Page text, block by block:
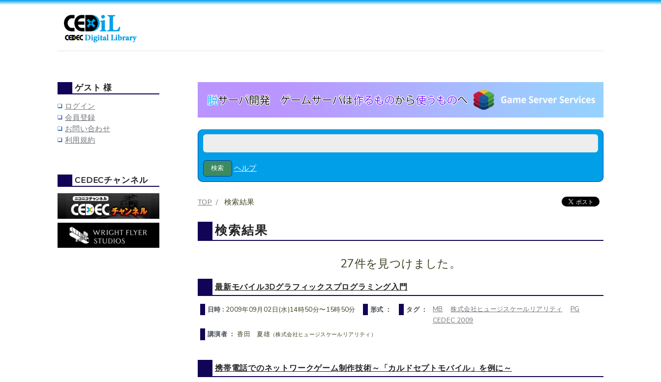
ヘルプ
TOP 検索結果
検索結果
27件を見つけました。
最新モバイル3Dグラフィックスプログラミング入門
日時 : 2009年09月02日(水)14時50分〜15時50分 形式 ： タグ ： MB 株式会社ヒュージスケールリアリティ
PG
CEDEC 2009
講演者 ：香田 夏雄 （株式会社ヒュージスケールリアリティ）
携帯電話でのネットワークゲーム制作技術～「カルドセプトモバイル」を例に～
ゲスト 様
ログイン
会員登録
お問い合わせ
利用規約
CEDECチャンネル